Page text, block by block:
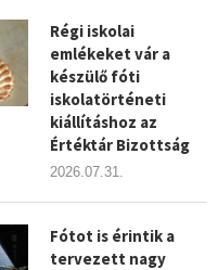
Régi iskolai
emlékeket vár a
készülő fóti
iskolatörténeti
kiállításhoz az
Értéktár Bizottság
2026.07.31.
Fótot is érintik a
tervezett nagy